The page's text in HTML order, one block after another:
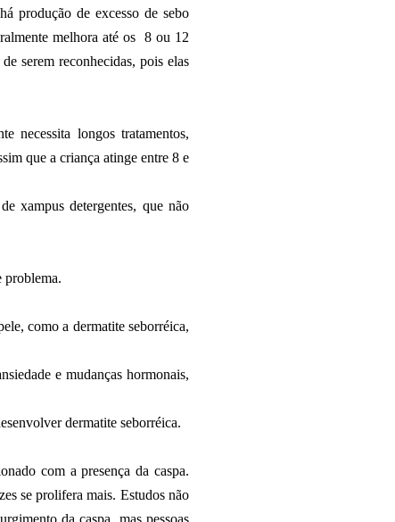
produção de excesso de sebo
melhora até os 8 ou 12
serem reconhecidas, pois elas
necessita longos tratamentos,
que a criança atinge entre 8 e
xampus detergentes, que não
problema.
como a dermatite seborréica,
e mudanças hormonais,
dermatite seborréica.
com a presença da caspa.
se prolifera mais. Estudos não
da caspa, mas pessoas